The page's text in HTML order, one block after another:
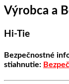
Výrobca a
Hi-Tie
Bezpečnostné
stiahnutie: